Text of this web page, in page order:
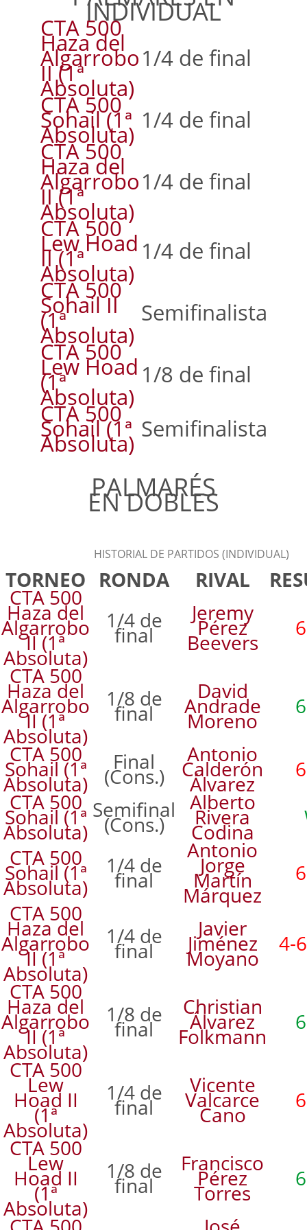
INDIVIDUAL
CTA 500
Haza del
Algarrobo
II (1ª
Absoluta)
1/4 de final
CTA 500
Sohail (1ª
Absoluta)
1/4 de final
CTA 500
Haza del
Algarrobo
II (1ª
Absoluta)
1/4 de final
CTA 500
Lew Hoad
II (1ª
Absoluta)
1/4 de final
CTA 500
Sohail II
(1ª
Absoluta)
Semifinalista
CTA 500
Lew Hoad
(1ª
Absoluta)
1/8 de final
CTA 500
Sohail (1ª
Absoluta)
Semifinalista
PALMARÉS
EN DOBLES
HISTORIAL DE PARTIDOS (INDIVIDUAL)
TORNEO RONDA RIVAL
CTA 500
Haza del
Algarrobo
II (1ª
Absoluta)
1/4 de
final
Jeremy
Pérez
Beevers
CTA 500
Haza del
Algarrobo
II (1ª
Absoluta)
1/8 de
final
David
Andrade
Moreno
CTA 500
Sohail (1ª
Absoluta)
Final
(Cons.)
Antonio
Calderón
Álvarez
CTA 500
Sohail (1ª
Absoluta)
Semifinal
(Cons.)
Alberto
Rivera
Codina
CTA 500
Sohail (1ª
Absoluta)
1/4 de
final
Antonio
Jorge
Martín
Márquez
CTA 500
Haza del
Algarrobo
II (1ª
Absoluta)
1/4 de
final
Javier
Jiménez
Moyano
4-
CTA 500
Haza del
Algarrobo
II (1ª
Absoluta)
1/8 de
final
Christian
Álvarez
Folkmann
CTA 500
Lew
Hoad II
(1ª
Absoluta)
1/4 de
final
Vicente
Valcarce
Cano
CTA 500
Lew
Hoad II
(1ª
Absoluta)
1/8 de
final
Francisco
Pérez
Torres